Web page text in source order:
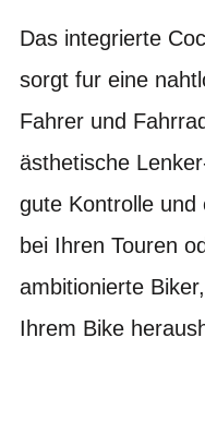
Das integrierte
sorgt fur eine
Fahrer und
ästhetische
gute Kontrolle und
bei Ihren Touren
ambitionierte
Ihrem Bike